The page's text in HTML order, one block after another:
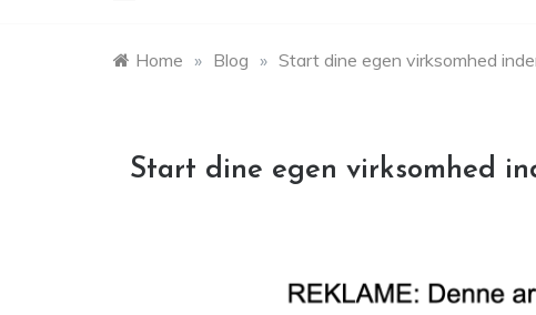
Home » Blog » Start dine egen virksomhed
Start dine egen virksomhed